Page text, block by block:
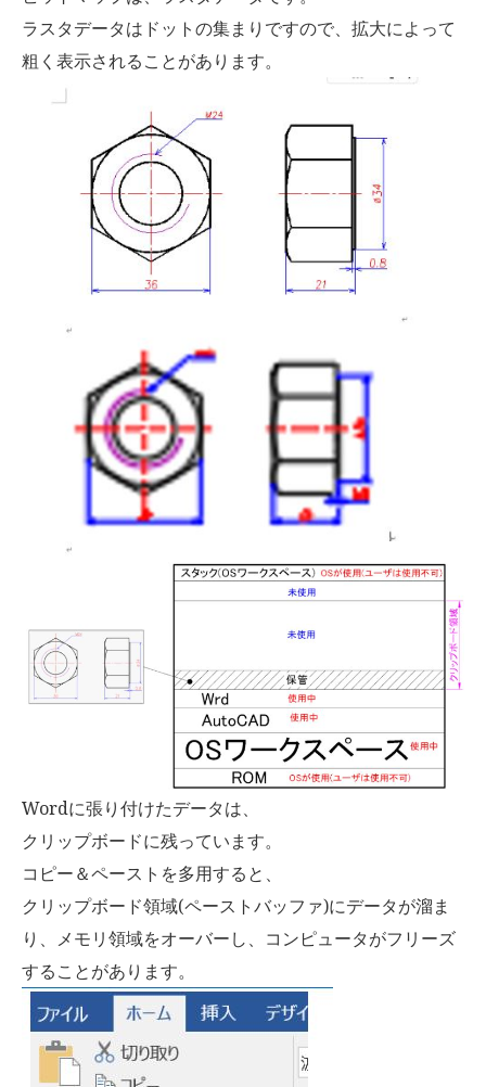
ラスタデータはドットの集まりですので、拡大によって
粗く表示されることがあります。
Wordに張り付けたデータは、
クリップボードに残っています。
コピー＆ペーストを多用すると、
クリップボード領域(ペーストバッファ)にデータが溜ま
り、メモリ領域をオーバーし、コンピュータがフリーズ
することがあります。